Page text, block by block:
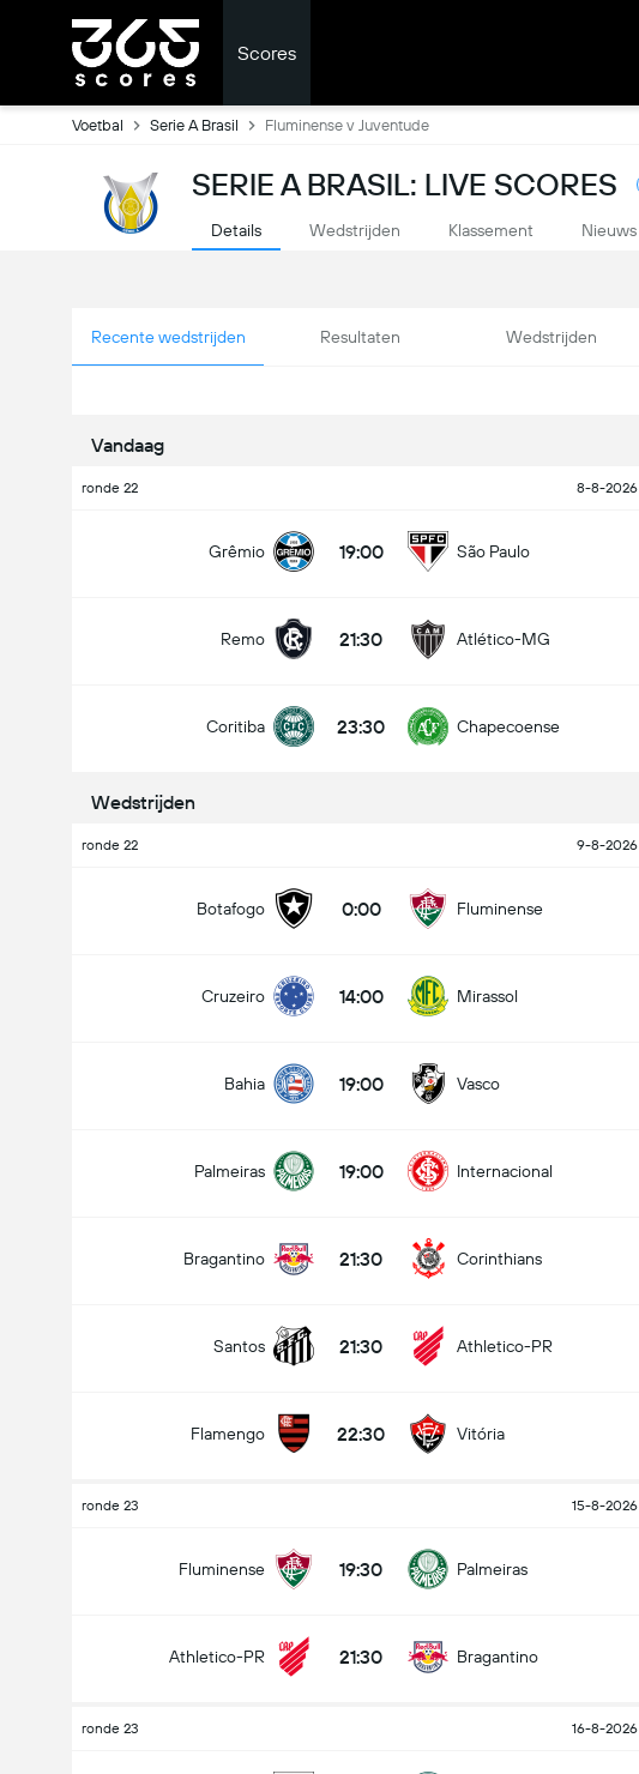
Scores
Voetbal Serie A Brasil Fluminense v Juventude
SERIE A BRASIL: LIVE SCORES
Details Wedstrijden Klassement Nieuws
Recente wedstrijden Resultaten Wedstrijden
Vandaag
ronde 22 8-8-2026
Grêmio 19:00 São Paulo
Remo 21:30 Atlético-MG
Coritiba 23:30 Chapecoense
Wedstrijden
ronde 22 9-8-2026
Botafogo 0:00 Fluminense
Cruzeiro 14:00 Mirassol
Bahia 19:00 Vasco
Palmeiras 19:00 Internacional
Bragantino 21:30 Corinthians
Santos 21:30 Athletico-PR
Flamengo 22:30 Vitória
ronde 23 15-8-2026
Fluminense 19:30 Palmeiras
Athletico-PR 21:30 Bragantino
ronde 23 16-8-2026